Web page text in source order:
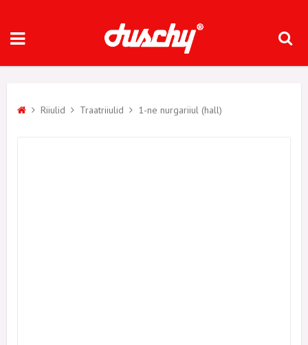
Riiulid Traatriiulid 1-ne nurgariiul (hall)